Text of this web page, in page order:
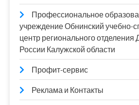
Профессиональное
учреждение Обнинский учебно-
центр регионального
России Калужской области
Профит-сервис
Реклама и Контакты